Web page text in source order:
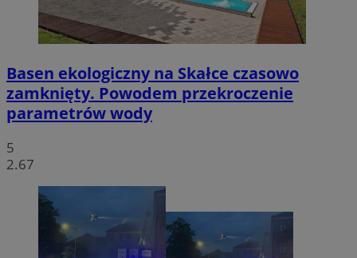
Basen ekologiczny na Skałce czasowo
zamknięty. Powodem przekroczenie
parametrów wody
5
2.67